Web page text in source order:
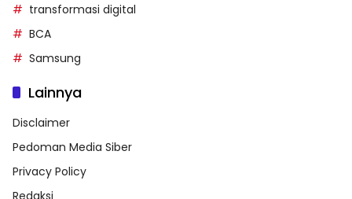
transformasi digital
BCA
Samsung
Lainnya
Disclaimer
Pedoman Media Siber
Privacy Policy
Redaksi